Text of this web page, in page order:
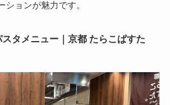
ションが魅力です。
タメニュー｜京都 たらこぱすた